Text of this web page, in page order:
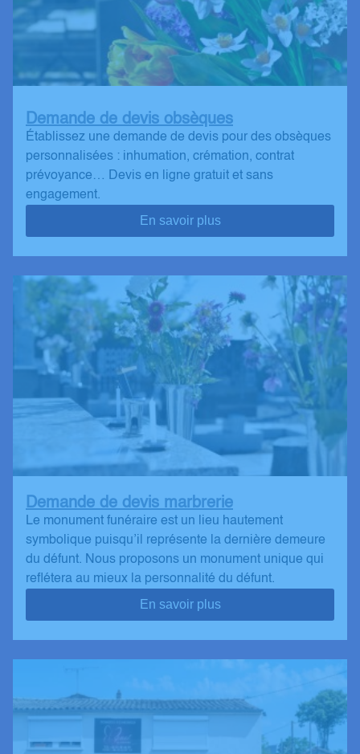
Demande de devis obsèques
Établissez une demande de devis pour des obsèques
personnalisées : inhumation, crémation, contrat
prévoyance… Devis en ligne gratuit et sans
engagement.
En savoir plus
Demande de devis marbrerie
Le monument funéraire est un lieu hautement
symbolique puisqu’il représente la dernière demeure
du défunt. Nous proposons un monument unique qui
reflétera au mieux la personnalité du défunt.
En savoir plus